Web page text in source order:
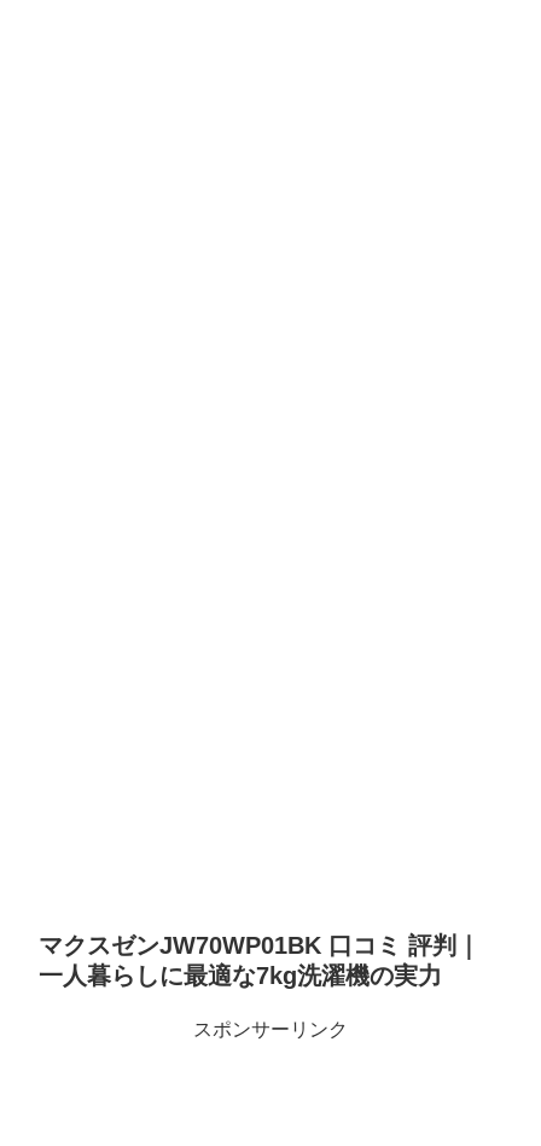
マクスゼンJW70WP01BK 口コミ 評判｜
一人暮らしに最適な7kg洗濯機の実力
スポンサーリンク